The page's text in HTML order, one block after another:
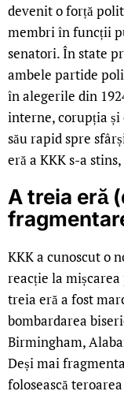
devenit o forță
membri în funcții
senatori. În state
ambele partide
în alegerile din
interne, corupția și
său rapid spre
eră a KKK s-a
A treia eră
KKK a cunoscut o
reacție la
treia eră a fost
bombardarea
Birmingham,
Deși mai
folosească